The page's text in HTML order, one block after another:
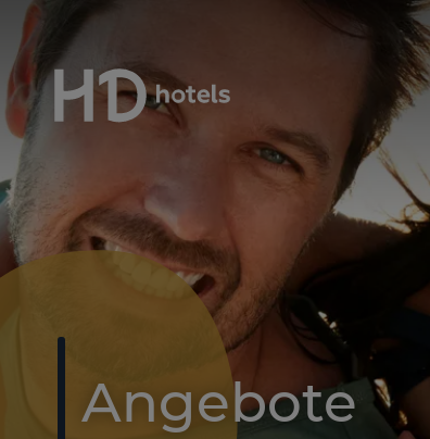
Reiseort sehen
HD LOBOS
FUERTEVENTURA
Corralejo
Angebote